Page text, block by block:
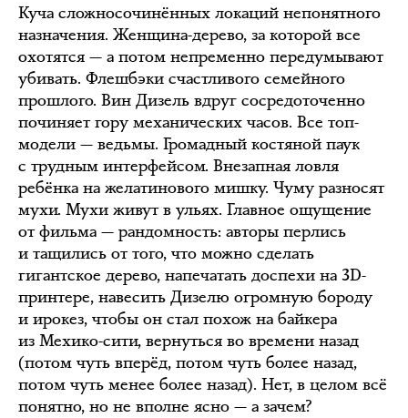
Куча сложносочинённых локаций непонятного
назначения. Женщина-дерево, за которой все
охотятся — а потом непременно передумывают
убивать. Флешбэки счастливого семейного
прошлого. Вин Дизель вдруг сосредоточенно
починяет гору механических часов. Все топ-
модели — ведьмы. Громадный костяной паук
с трудным интерфейсом. Внезапная ловля
ребёнка на желатинового мишку. Чуму разносят
мухи. Мухи живут в ульях. Главное ощущение
от фильма — рандомность: авторы перлись
и тащились от того, что можно сделать
гигантское дерево, напечатать доспехи на 3D-
принтере, навесить Дизелю огромную бороду
и ирокез, чтобы он стал похож на байкера
из Мехико-сити, вернуться во времени назад
(потом чуть вперёд, потом чуть более назад,
потом чуть менее более назад). Нет, в целом всё
понятно, но не вполне ясно — а зачем?